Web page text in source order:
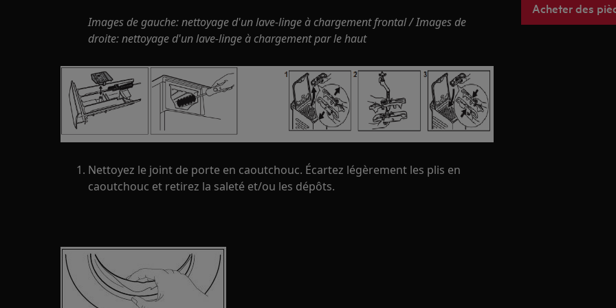
Images de gauche: nettoyage d'un lave-linge à chargement frontal / Images de
droite: nettoyage d'un lave-linge à chargement par le haut
Nettoyez le joint de porte en caoutchouc. Écartez légèrement les plis en
caoutchouc et retirez la saleté et/ou les dépôts.
Acheter des